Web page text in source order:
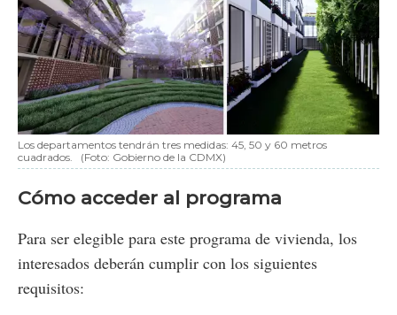
Los departamentos tendrán tres medidas: 45, 50 y 60 metros
cuadrados.
(Foto: Gobierno de la CDMX)
Cómo acceder al programa
Para ser elegible para este programa de vivienda, los
interesados deberán cumplir con los siguientes
requisitos: